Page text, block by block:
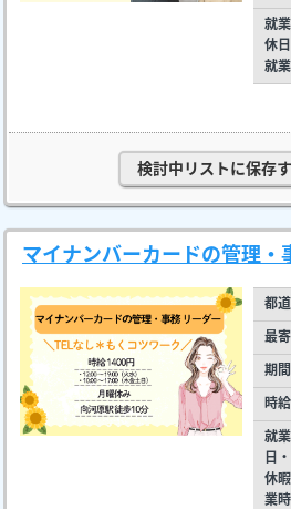
就
休
就
検討中リストに保存
マイナンバーカードの管理
都
最
期間
時給
就
日
休
業